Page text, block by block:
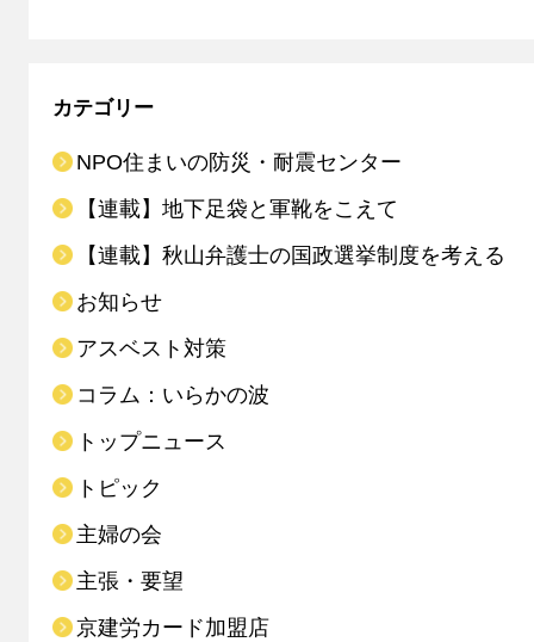
カテゴリー
NPO住まいの防災・耐震センター
【連載】地下足袋と軍靴をこえて
【連載】秋山弁護士の国政選挙制度を考える
お知らせ
アスベスト対策
コラム：いらかの波
トップニュース
トピック
主婦の会
主張・要望
京建労カード加盟店